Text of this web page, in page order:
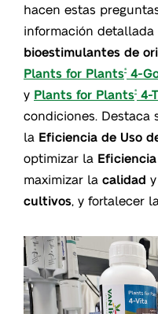
hacen estas
información detallada
bioestimulantes de
Plants for Plants® 4-
y Plants for Plants® 4-
condiciones. Destaca
la Eficiencia de Uso
optimizar la
maximizar la calidad
cultivos, y fortalecer la